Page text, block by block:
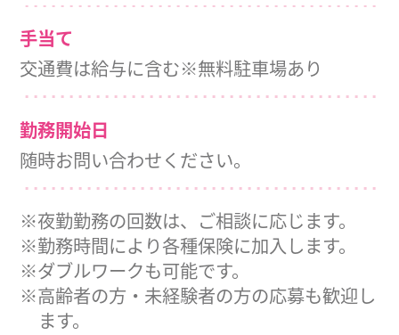
手当て
交通費は給与に含む※無料駐車場あり
勤務開始日
随時お問い合わせください。
※夜勤勤務の回数は、ご相談に応じます。
※勤務時間により各種保険に加入します。
※ダブルワークも可能です。
※高齢者の方・未経験者の方の応募も歓迎し
ます。